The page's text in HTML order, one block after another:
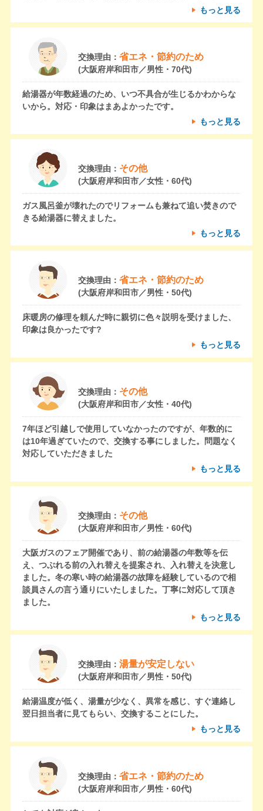
もっと見る
交換理由： 省エネ・節約のため
(大阪府岸和田市／男性・70代)
給湯器が年数経過のため、いつ不具合が生じるかわからな
いから。対応・印象はまあよかったです。
もっと見る
交換理由： その他
(大阪府岸和田市／女性・60代)
ガス風呂釜が壊れたのでリフォームも兼ねて追い焚きので
きる給湯器に替えました。
もっと見る
交換理由： 省エネ・節約のため
(大阪府岸和田市／男性・50代)
床暖房の修理を頼んだ時に親切に色々説明を受けました、
印象は良かったです?
もっと見る
交換理由： その他
(大阪府岸和田市／女性・40代)
7年ほど引越しで使用していなかったのですが、年数的に
は10年過ぎていたので、交換する事にしました。問題なく
対応していただきました
もっと見る
交換理由： その他
(大阪府岸和田市／男性・60代)
大阪ガスのフェア開催であり、前の給湯器の年数等を伝
え、つぶれる前の入れ替えを提案され、入れ替えを決意し
ました。冬の寒い時の給湯器の故障を経験しているので相
談員さんの言う通りにいたしました。丁寧に対応して頂き
ました。
もっと見る
交換理由： 湯量が安定しない
(大阪府岸和田市／男性・50代)
給湯温度が低く、湯量が少なく、異常を感じ、すぐ連絡し
翌日担当者に見てもらい、交換することにした。
もっと見る
交換理由： 省エネ・節約のため
(大阪府岸和田市／男性・60代)